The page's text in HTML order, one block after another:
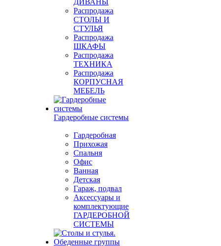
ДИВАНЫ
Распродажа
СТОЛЫ И
СТУЛЬЯ
Распродажа
ШКАФЫ
Распродажа
ТЕХНИКА
Распродажа
КОРПУСНАЯ
МЕБЕЛЬ
Гардеробные системы
Гардеробная
Прихожая
Спальня
Офис
Ванная
Детская
Гараж, подвал
Аксессуары и
комплектующие
ГАРДЕРОБНОЙ
СИСТЕМЫ